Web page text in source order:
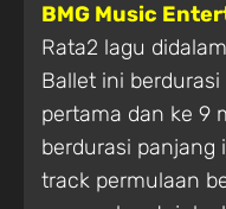
BMG Music
Rata2 lagu
Ballet ini
pertama dan ke 9
berdurasi panjang
track permulaan